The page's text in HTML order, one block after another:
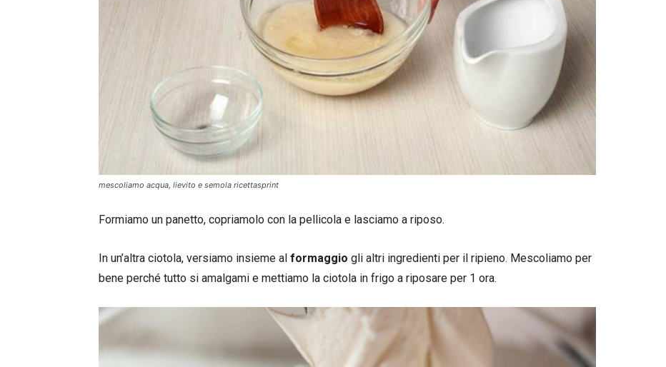
mescoliamo acqua, lievito e semola ricettasprint
Formiamo un panetto, copriamolo con la pellicola e lasciamo a riposo.
In un’altra ciotola, versiamo insieme al formaggio gli altri ingredienti per il ripieno. Mescoliamo per
bene perché tutto si amalgami e mettiamo la ciotola in frigo a riposare per 1 ora.